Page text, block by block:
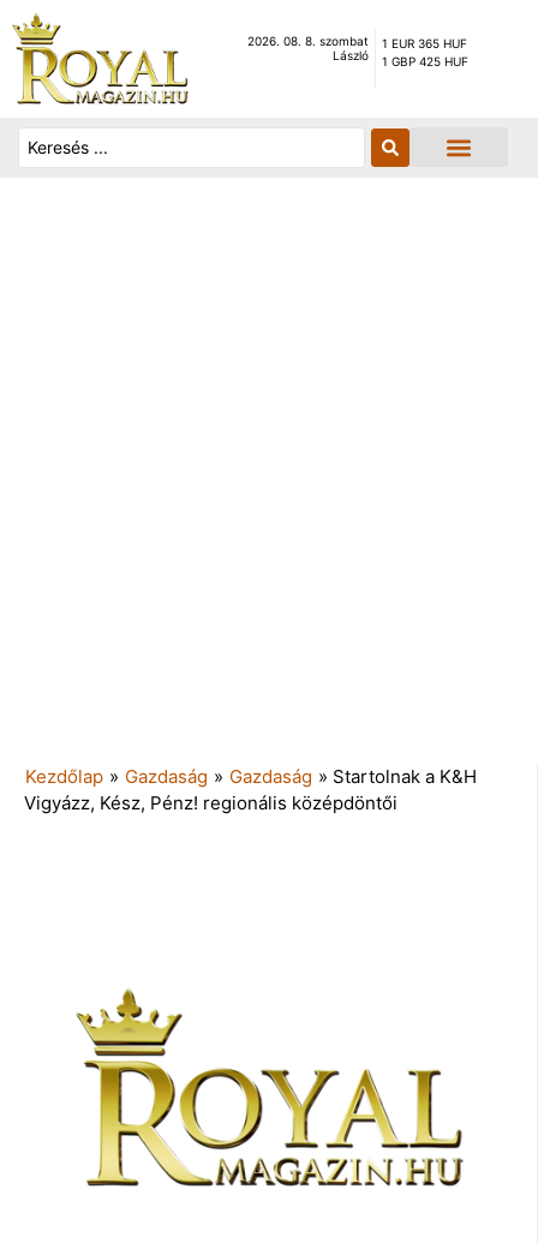
2026. 08. 8. szombat
László
1 EUR 365 HUF
1 GBP 425 HUF
Kezdőlap » Gazdaság » Gazdaság » Startolnak a K&H
Vigyázz, Kész, Pénz! regionális középdöntői